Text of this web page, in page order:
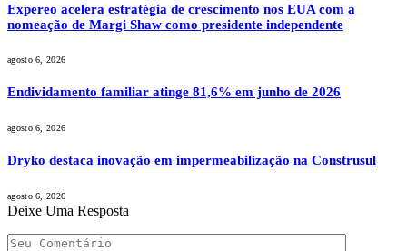
Expereo acelera estratégia de crescimento nos EUA com a
nomeação de Margi Shaw como presidente independente
agosto 6, 2026
Endividamento familiar atinge 81,6% em junho de 2026
agosto 6, 2026
Dryko destaca inovação em impermeabilização na Construsul
agosto 6, 2026
Deixe Uma Resposta